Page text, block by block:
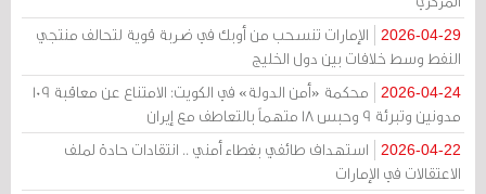
2026-04-29
الإمارات تنسحب من أوبك في ضربة قوية لتحالف منتجي
النفط وسط خلافات بين دول الخليج
2026-04-24
محكمة «أمن الدولة» في الكويت: الامتناع عن معاقبة 109
مدونين وتبرئة 9 وحبس 18 متهماً بالتعاطف مع إيران
2026-04-22
استهداف طائفي بغطاء أمني .. انتقادات حادة لملف
الاعتقالات في الإمارات